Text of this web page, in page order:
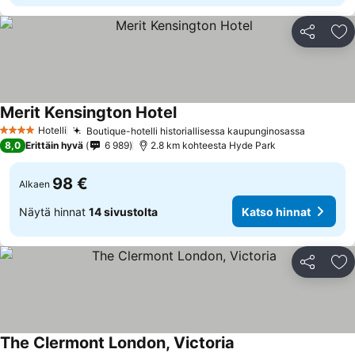
Jaa
4 Tähtiluokitus
Hotelli Boutique-hotelli historiallisessa kaupunginosassa
Merit Kensington HotelKatso hinnat
8,0 Erittäin hyvä 6 989 2.8 km kohteesta Hyde Park
Alkaen 98 €
Näytä hinnat 14 sivustolta Katso hinnat
Jaa
The Clermont London, Victoria